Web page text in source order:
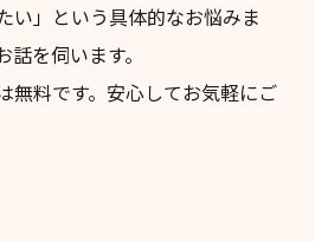
い」という具体的なお悩みま
を伺います。
無料です。安心してお気軽にご